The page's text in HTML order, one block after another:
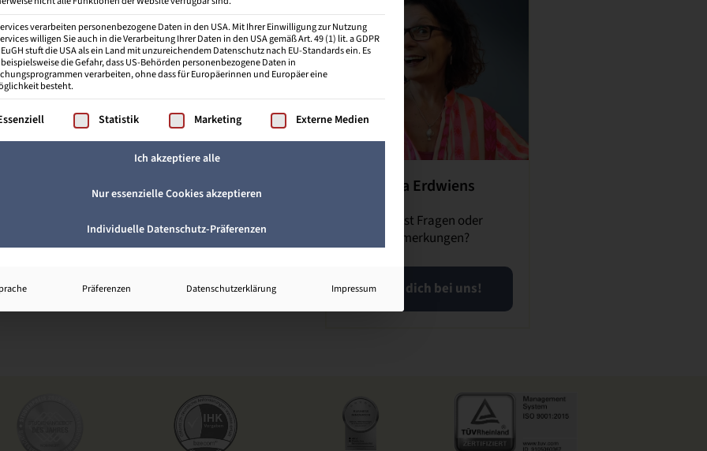
in ein Unternehmen hinein und wieder
Inka Erdwiens
Du hast Fragen oder
Anmerkungen?
Meld dich bei uns!
verarbeiten personenbezogene Daten in den USA. Mit Ihrer Einwilligung zur Nutzung
willigen Sie auch in die Verarbeitung Ihrer Daten in den USA gemäß Art. 49 (1) lit. a GDPR
stuft die USA als ein Land mit unzureichendem Datenschutz nach EU-Standards ein. Es
die Gefahr, dass US-Behörden personenbezogene Daten in
verarbeiten, ohne dass für Europäerinnen und Europäer eine
besteht.
eine Liste der Service-Gruppen, für die eine Einwilligung erteilt werden kann. Die erste Service-Gruppe ist essenziell und kann
Statistik Marketing Externe Medien
Ich akzeptiere alle
Nur essenzielle Cookies akzeptieren
Individuelle Datenschutz-Präferenzen
Präferenzen Datenschutzerklärung Impressum